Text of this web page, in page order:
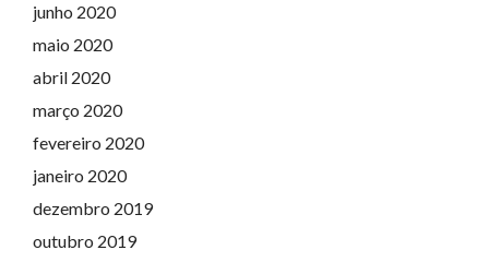
junho 2020
maio 2020
abril 2020
março 2020
fevereiro 2020
janeiro 2020
dezembro 2019
outubro 2019